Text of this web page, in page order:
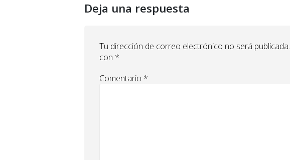
Deja una respuesta
Tu dirección de correo electrónico no será publicada.
con *
Comentario *